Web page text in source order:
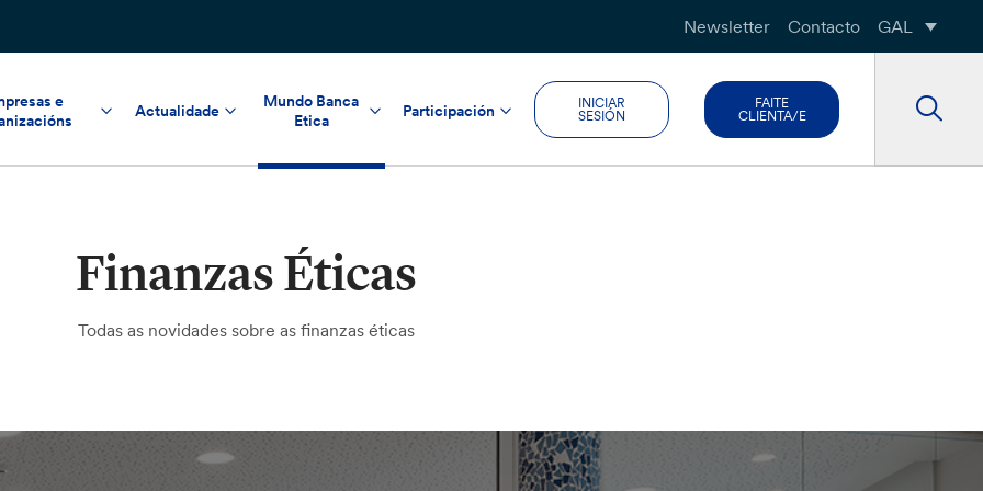
Newsletter Contacto GAL
e
Actualidade
Mundo Banca
Etica
Participación
INICIAR
SESIÓN
FAITE
CLIENTA/E
Finanzas Éticas
Todas as novidades sobre as finanzas éticas